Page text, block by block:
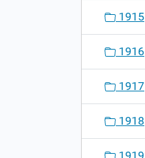
1915
1916
1917
1918